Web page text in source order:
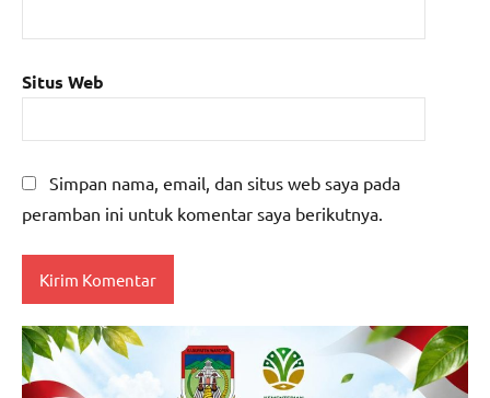
Situs Web
Simpan nama, email, dan situs web saya pada
peramban ini untuk komentar saya berikutnya.